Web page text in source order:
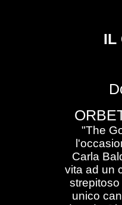
IL
"The
Carla
vita ad un
unico